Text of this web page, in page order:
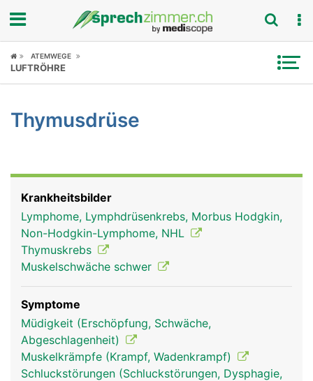
Fokus
Symptome
News
Ratgeber
Rubriken
ATEMWEGE
LUFTRÖHRE
Thymusdrüse
Krankheitsbilder
Lymphome, Lymphdrüsenkrebs, Morbus Hodgkin,
Non-Hodgkin-Lymphome, NHL
Thymuskrebs
Muskelschwäche schwer
Symptome
Müdigkeit (Erschöpfung, Schwäche,
Abgeschlagenheit)
Muskelkrämpfe (Krampf, Wadenkrampf)
Schluckstörungen (Schluckstörungen, Dysphagie,